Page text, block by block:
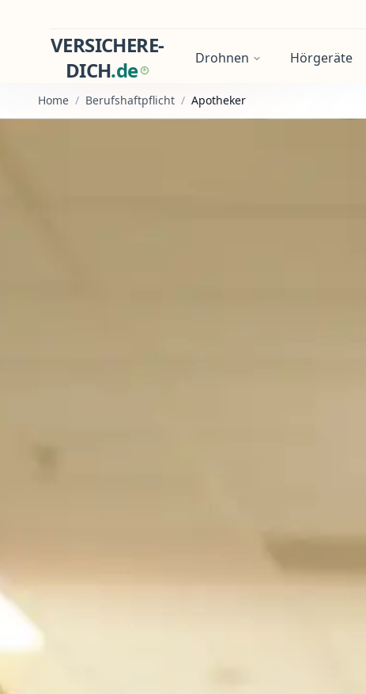
VERSICHERE-
DICH.de Drohnen Hörgeräte
Home / Berufshaftpflicht / Apotheker